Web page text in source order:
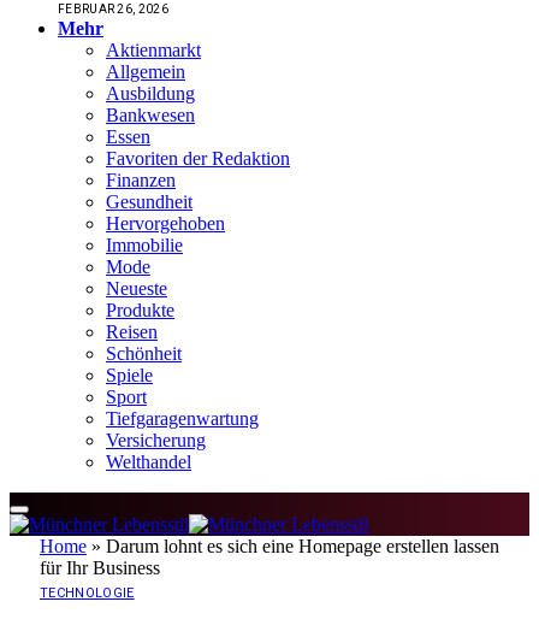
FEBRUAR 26, 2026
Mehr
Aktienmarkt
Allgemein
Ausbildung
Bankwesen
Essen
Favoriten der Redaktion
Finanzen
Gesundheit
Hervorgehoben
Immobilie
Mode
Neueste
Produkte
Reisen
Schönheit
Spiele
Sport
Tiefgaragenwartung
Versicherung
Welthandel
Home » Darum lohnt es sich eine Homepage erstellen lassen
für Ihr Business
TECHNOLOGIE